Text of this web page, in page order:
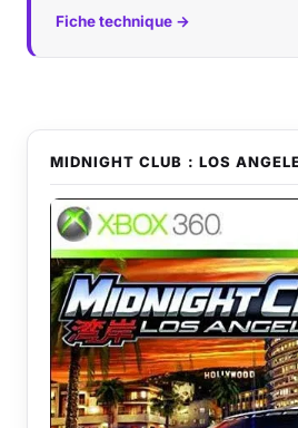
Fiche technique →
MIDNIGHT CLUB : LOS